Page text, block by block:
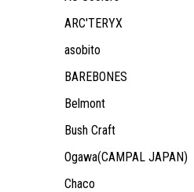
ARC'TERYX
ALL ITEM
ALL ITEM
JACKET
TOPS
WOMEN
ALL ITEM
JACKET
PANTS
KIDS
ALL ITEM
TOPS
PANTS
OUTDOOR GEAR
asobito
BAREBONES
Belmont
Bush Craft
Ogawa(CAMPAL JAPAN)
Chaco